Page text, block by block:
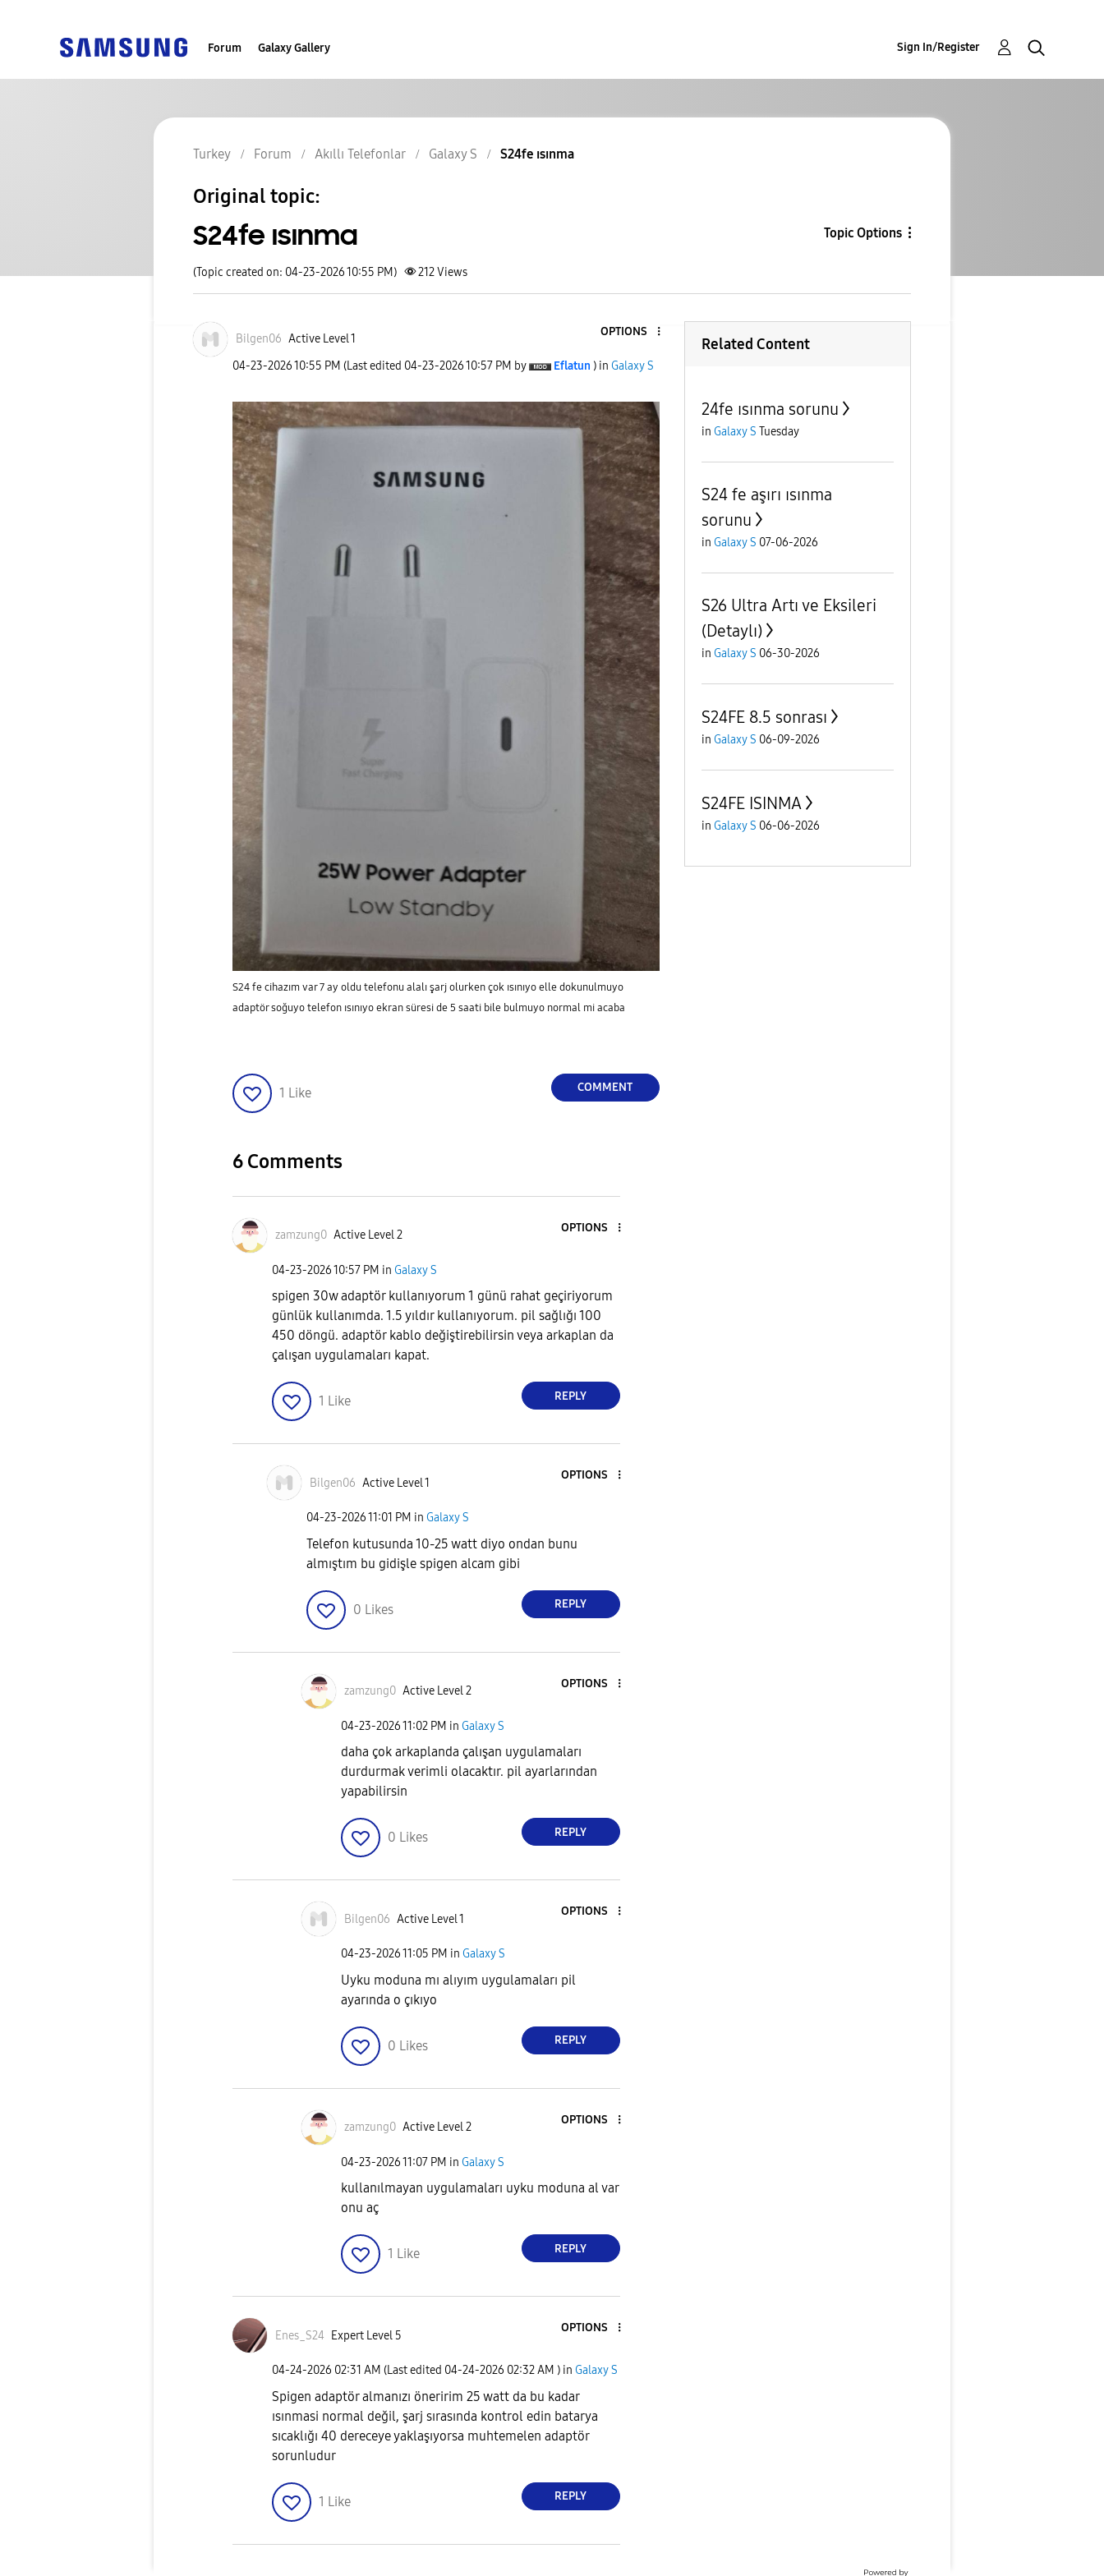
Forum Galaxy Gallery Sign In/Register
Turkey Forum Akıllı Telefonlar Galaxy S S24fe ısınma
Original topic:
S24fe ısınma Topic Options
(Topic created on: 04-23-2026 10:55 PM) 212Views
Bilgen06 Active Level 1
OPTIONS
‎04-23-202610:55 PM (Last edited ‎04-23-202610:57 PM by Eflatun ) in Galaxy S
S24 fe cihazım var 7 ay oldu telefonu alalı şarj olurken çok ısınıyo elle dokunulmuyo
adaptör soğuyo telefon ısınıyo ekran süresi de 5 saati bile bulmuyo normal mi acaba
1 Like COMMENT
6 Comments
zamzung0 Active Level 2
OPTIONS
‎04-23-202610:57 PM in Galaxy S
spigen 30w adaptör kullanıyorum 1 günü rahat geçiriyorum
günlük kullanımda. 1.5 yıldır kullanıyorum. pil sağlığı 100
450 döngü. adaptör kablo değiştirebilirsin veya arkaplan da
çalışan uygulamaları kapat.
1 Like REPLY
Bilgen06 Active Level 1
OPTIONS
‎04-23-202611:01 PM in Galaxy S
Telefon kutusunda 10-25 watt diyo ondan bunu
almıştım bu gidişle spigen alcam gibi
0 Likes REPLY
zamzung0 Active Level 2
OPTIONS
‎04-23-202611:02 PM in Galaxy S
daha çok arkaplanda çalışan uygulamaları
durdurmak verimli olacaktır. pil ayarlarından
yapabilirsin
0 Likes REPLY
Bilgen06 Active Level 1
OPTIONS
‎04-23-202611:05 PM in Galaxy S
Uyku moduna mı alıyım uygulamaları pil
ayarında o çıkıyo
0 Likes REPLY
zamzung0 Active Level 2
OPTIONS
‎04-23-202611:07 PM in Galaxy S
kullanılmayan uygulamaları uyku moduna al var
onu aç
1 Like REPLY
Enes_S24 Expert Level 5
OPTIONS
‎04-24-2026 02:31 AM (Last edited ‎04-24-2026 02:32 AM ) in Galaxy S
Spigen adaptör almanızı öneririm 25 watt da bu kadar
ısınmasi normal değil, şarj sırasında kontrol edin batarya
sıcaklığı 40 dereceye yaklaşıyorsa muhtemelen adaptör
sorunludur
1 Like REPLY
Related Content
24fe ısınma sorunu
in Galaxy S Tuesday
S24 fe aşırı ısınma
sorunu
in Galaxy S 07-06-2026
S26 Ultra Artı ve Eksileri
(Detaylı)
in Galaxy S 06-30-2026
S24FE 8.5 sonrası
in Galaxy S 06-09-2026
S24FE ISINMA
in Galaxy S 06-06-2026